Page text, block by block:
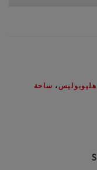
، ساحة